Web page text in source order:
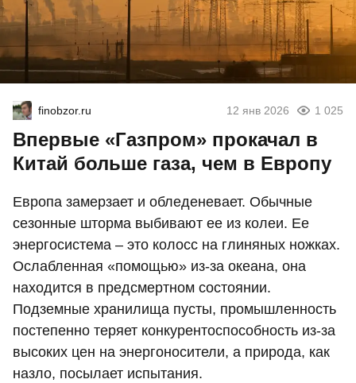
finobzor.ru 12 янв 2026 1 025
Впервые «Газпром» прокачал в
Китай больше газа, чем в Европу
Европа замерзает и обледеневает. Обычные
сезонные шторма выбивают ее из колеи. Ее
энергосистема – это колосс на глиняных ножках.
Ослабленная «помощью» из-за океана, она
находится в предсмертном состоянии.
Подземные хранилища пусты, промышленность
постепенно теряет конкурентоспособность из-за
высоких цен на энергоносители, а природа, как
назло, посылает испытания.